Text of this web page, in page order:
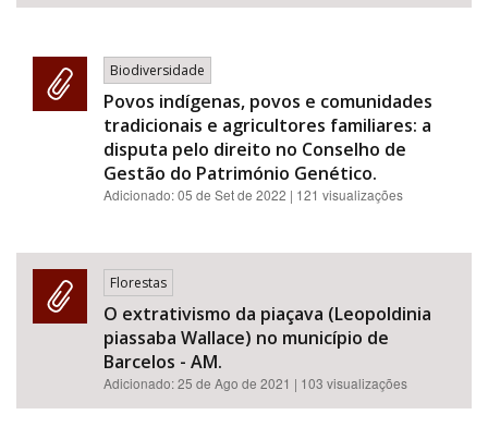
BUSCAR
Biodiversidade
Povos indígenas, povos e comunidades
tradicionais e agricultores familiares: a
disputa pelo direito no Conselho de
Gestão do Património Genético.
Adicionado:05 de Set de 2022 | 121 visualizações
Florestas
O extrativismo da piaçava (Leopoldinia
piassaba Wallace) no município de
Barcelos - AM.
Adicionado:25 de Ago de 2021 | 103 visualizações